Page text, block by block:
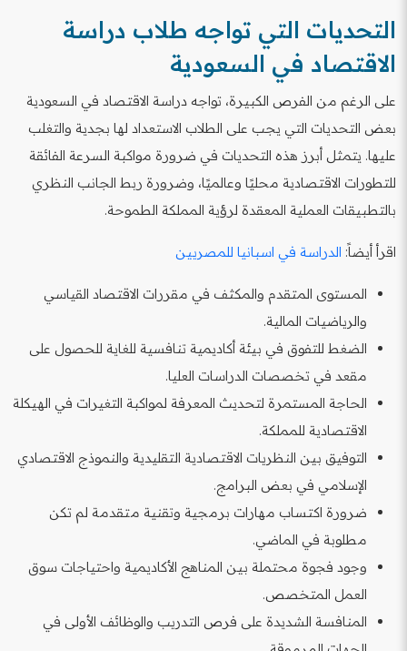
التحديات التي تواجه طلاب دراسة
الاقتصاد في السعودية
على الرغم من الفرص الكبيرة، تواجه دراسة الاقتصاد في السعودية
بعض التحديات التي يجب على الطلاب الاستعداد لها بجدية والتغلب
عليها. يتمثل أبرز هذه التحديات في ضرورة مواكبة السرعة الفائقة
للتطورات الاقتصادية محليًا وعالميًا، وضرورة ربط الجانب النظري
بالتطبيقات العملية المعقدة لرؤية المملكة الطموحة.
اقرأ أيضاً: الدراسة في اسبانيا للمصريين
المستوى المتقدم والمكثف في مقررات الاقتصاد القياسي
والرياضيات المالية.
الضغط للتفوق في بيئة أكاديمية تنافسية للغاية للحصول على
مقعد في تخصصات الدراسات العليا.
الحاجة المستمرة لتحديث المعرفة لمواكبة التغيرات في الهيكلة
الاقتصادية للمملكة.
التوفيق بين النظريات الاقتصادية التقليدية والنموذج الاقتصادي
الإسلامي في بعض البرامج.
ضرورة اكتساب مهارات برمجية وتقنية متقدمة لم تكن
مطلوبة في الماضي.
وجود فجوة محتملة بين المناهج الأكاديمية واحتياجات سوق
العمل المتخصص.
المنافسة الشديدة على فرص التدريب والوظائف الأولى في